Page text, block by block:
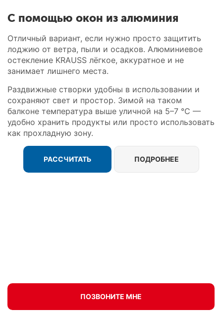
С помощью окон из алюминия
Отличный вариант, если нужно просто защитить
лоджию от ветра, пыли и осадков. Алюминиевое
остекление KRAUSS лёгкое, аккуратное и не
занимает лишнего места.
Раздвижные створки удобны в использовании и
сохраняют свет и простор. Зимой на таком
балконе температура выше уличной на 5–7 °C —
удобно хранить продукты или просто использовать
как прохладную зону.
РАССЧИТАТЬ ПОДРОБНЕЕ
ПОЗВОНИТЕ МНЕ